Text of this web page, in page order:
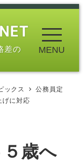
差の MENU
ックス
公務員定
に対応
歳へ